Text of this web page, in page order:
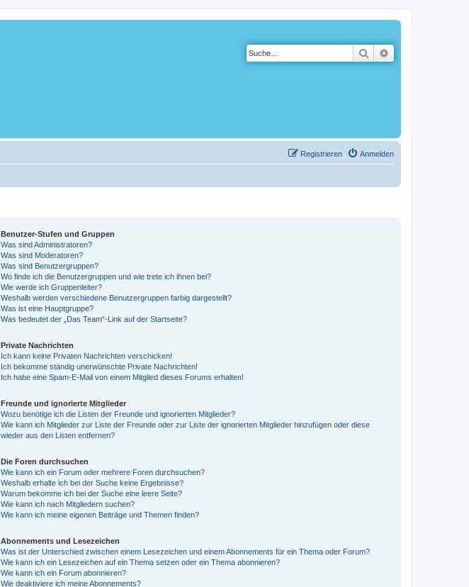
Suche
Anmelden
Registrieren
Benutzer-Stufen und Gruppen
Was sind Administratoren?
Was sind Moderatoren?
Was sind Benutzergruppen?
Wo finde ich die Benutzergruppen und wie trete ich ihnen bei?
Wie werde ich Gruppenleiter?
Weshalb werden verschiedene Benutzergruppen farbig dargestellt?
Was ist eine Hauptgruppe?
Was bedeutet der „Das Team“-Link auf der Startseite?
Private Nachrichten
Ich kann keine Privaten Nachrichten verschicken!
Ich bekomme ständig unerwünschte Private Nachrichten!
Ich habe eine Spam-E-Mail von einem Mitglied dieses Forums erhalten!
Freunde und ignorierte Mitglieder
Wozu benötige ich die Listen der Freunde und ignorierten Mitglieder?
Wie kann ich Mitglieder zur Liste der Freunde oder zur Liste der ignorierten Mitglieder hinzufügen oder diese
wieder aus den Listen entfernen?
Die Foren durchsuchen
Wie kann ich ein Forum oder mehrere Foren durchsuchen?
Weshalb erhalte ich bei der Suche keine Ergebnisse?
Warum bekomme ich bei der Suche eine leere Seite?
Wie kann ich nach Mitgliedern suchen?
Wie kann ich meine eigenen Beiträge und Themen finden?
Abonnements und Lesezeichen
Was ist der Unterschied zwischen einem Lesezeichen und einem Abonnements für ein Thema oder Forum?
Wie kann ich ein Lesezeichen auf ein Thema setzen oder ein Thema abonnieren?
Wie kann ich ein Forum abonnieren?
Wie deaktiviere ich meine Abonnements?